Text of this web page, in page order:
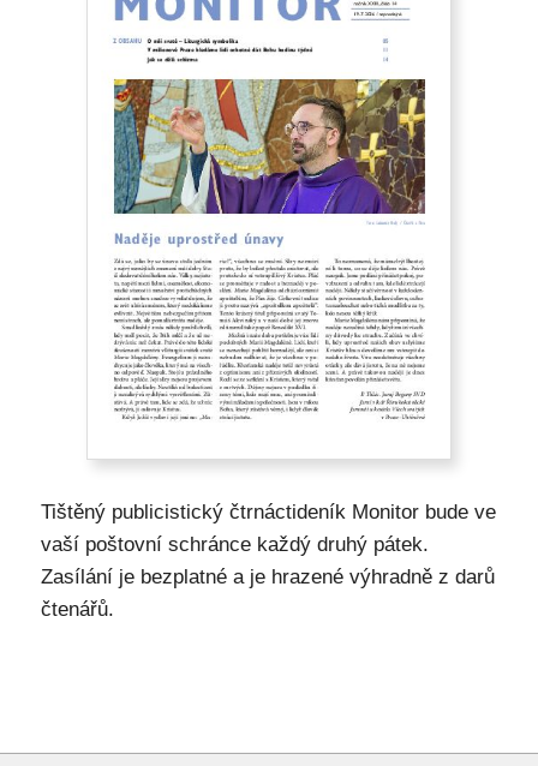
Tištěný publicistický čtrnáctideník Monitor bude ve
vaší poštovní schránce každý druhý pátek.
Zasílání je bezplatné a je hrazené výhradně z darů
čtenářů.